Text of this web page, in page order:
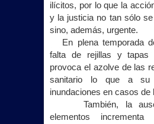
ilícitos, por lo que la
y la justicia no tan sólo
sino, además, urgente.
En plena temporada
falta de rejillas y tapas
provoca el azolve de las
sanitario lo que a su
inundaciones en casos de
También, la
elementos